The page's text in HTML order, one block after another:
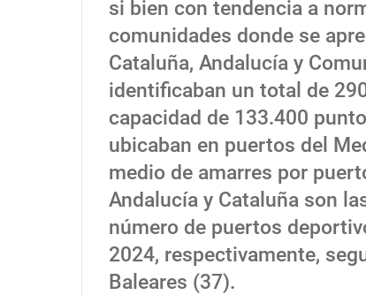
si bien con tendencia a
comunidades donde se
Cataluña, Andalucía y
identificaban un total de
capacidad de 133.400
ubicaban en puertos del
medio de amarres por
Andalucía y Cataluña son
número de puertos
2024, respectivamente,
Baleares (37).